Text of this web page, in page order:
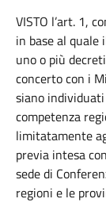
VISTO l’art. 1,
in base al quale
uno o più
concerto con i
siano
competenza
limitatamente
previa intesa
sede di
regioni e le